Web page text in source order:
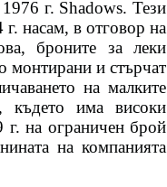
г. Shadows. Тези
насам, в отговор на
броните за леки
монтирани и стърчат
на малките
където има високи
на ограничен брой
на компанията